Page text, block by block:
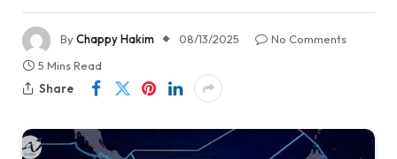
ByChappy Hakim 08/13/2025
No Comments
5 Mins Read
Share